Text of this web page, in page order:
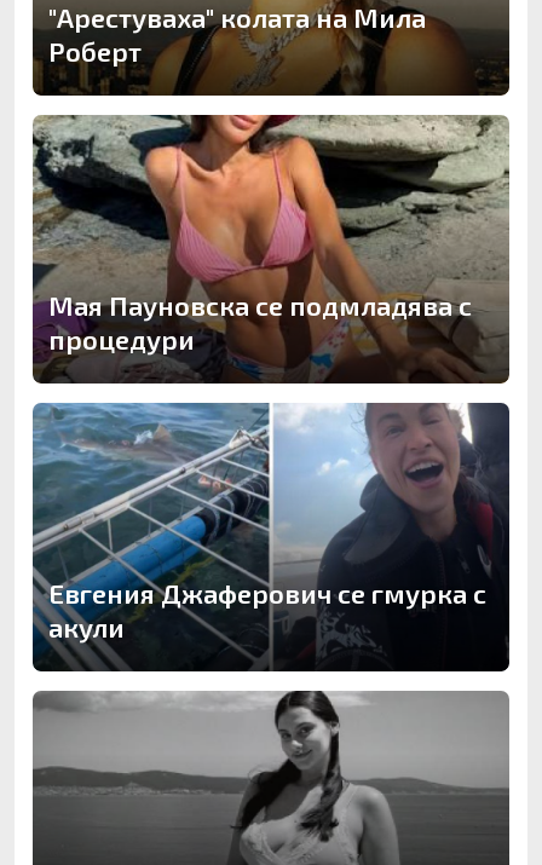
"Арестуваха" колата на Мила
Роберт
Мая Пауновска се подмладява с
процедури
Евгения Джаферович се гмурка с
акули